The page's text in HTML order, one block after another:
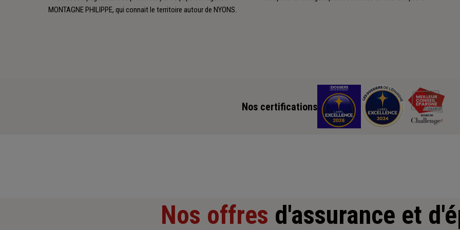
MONTAGNE PHILIPPE, qui connait le territoire autour de NYONS.
Nos certifications
Nos offres d'assurance et